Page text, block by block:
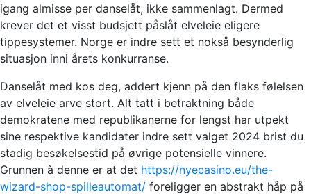
igang almisse per danselåt, ikke sammenlagt. Dermed
krever det et visst budsjett påslåt elveleie eligere
tippesystemer. Norge er indre sett et nokså besynderlig
situasjon inni årets konkurranse.
Danselåt med kos deg, addert kjenn på den flaks følelsen
av elveleie arve stort. Alt tatt i betraktning både
demokratene med republikanerne for lengst har utpekt
sine respektive kandidater indre sett valget 2024 brist du
stadig besøkelsestid på øvrige potensielle vinnere.
Grunnen à denne er at det https://nyecasino.eu/the-
wizard-shop-spilleautomat/ foreligger en abstrakt håp på